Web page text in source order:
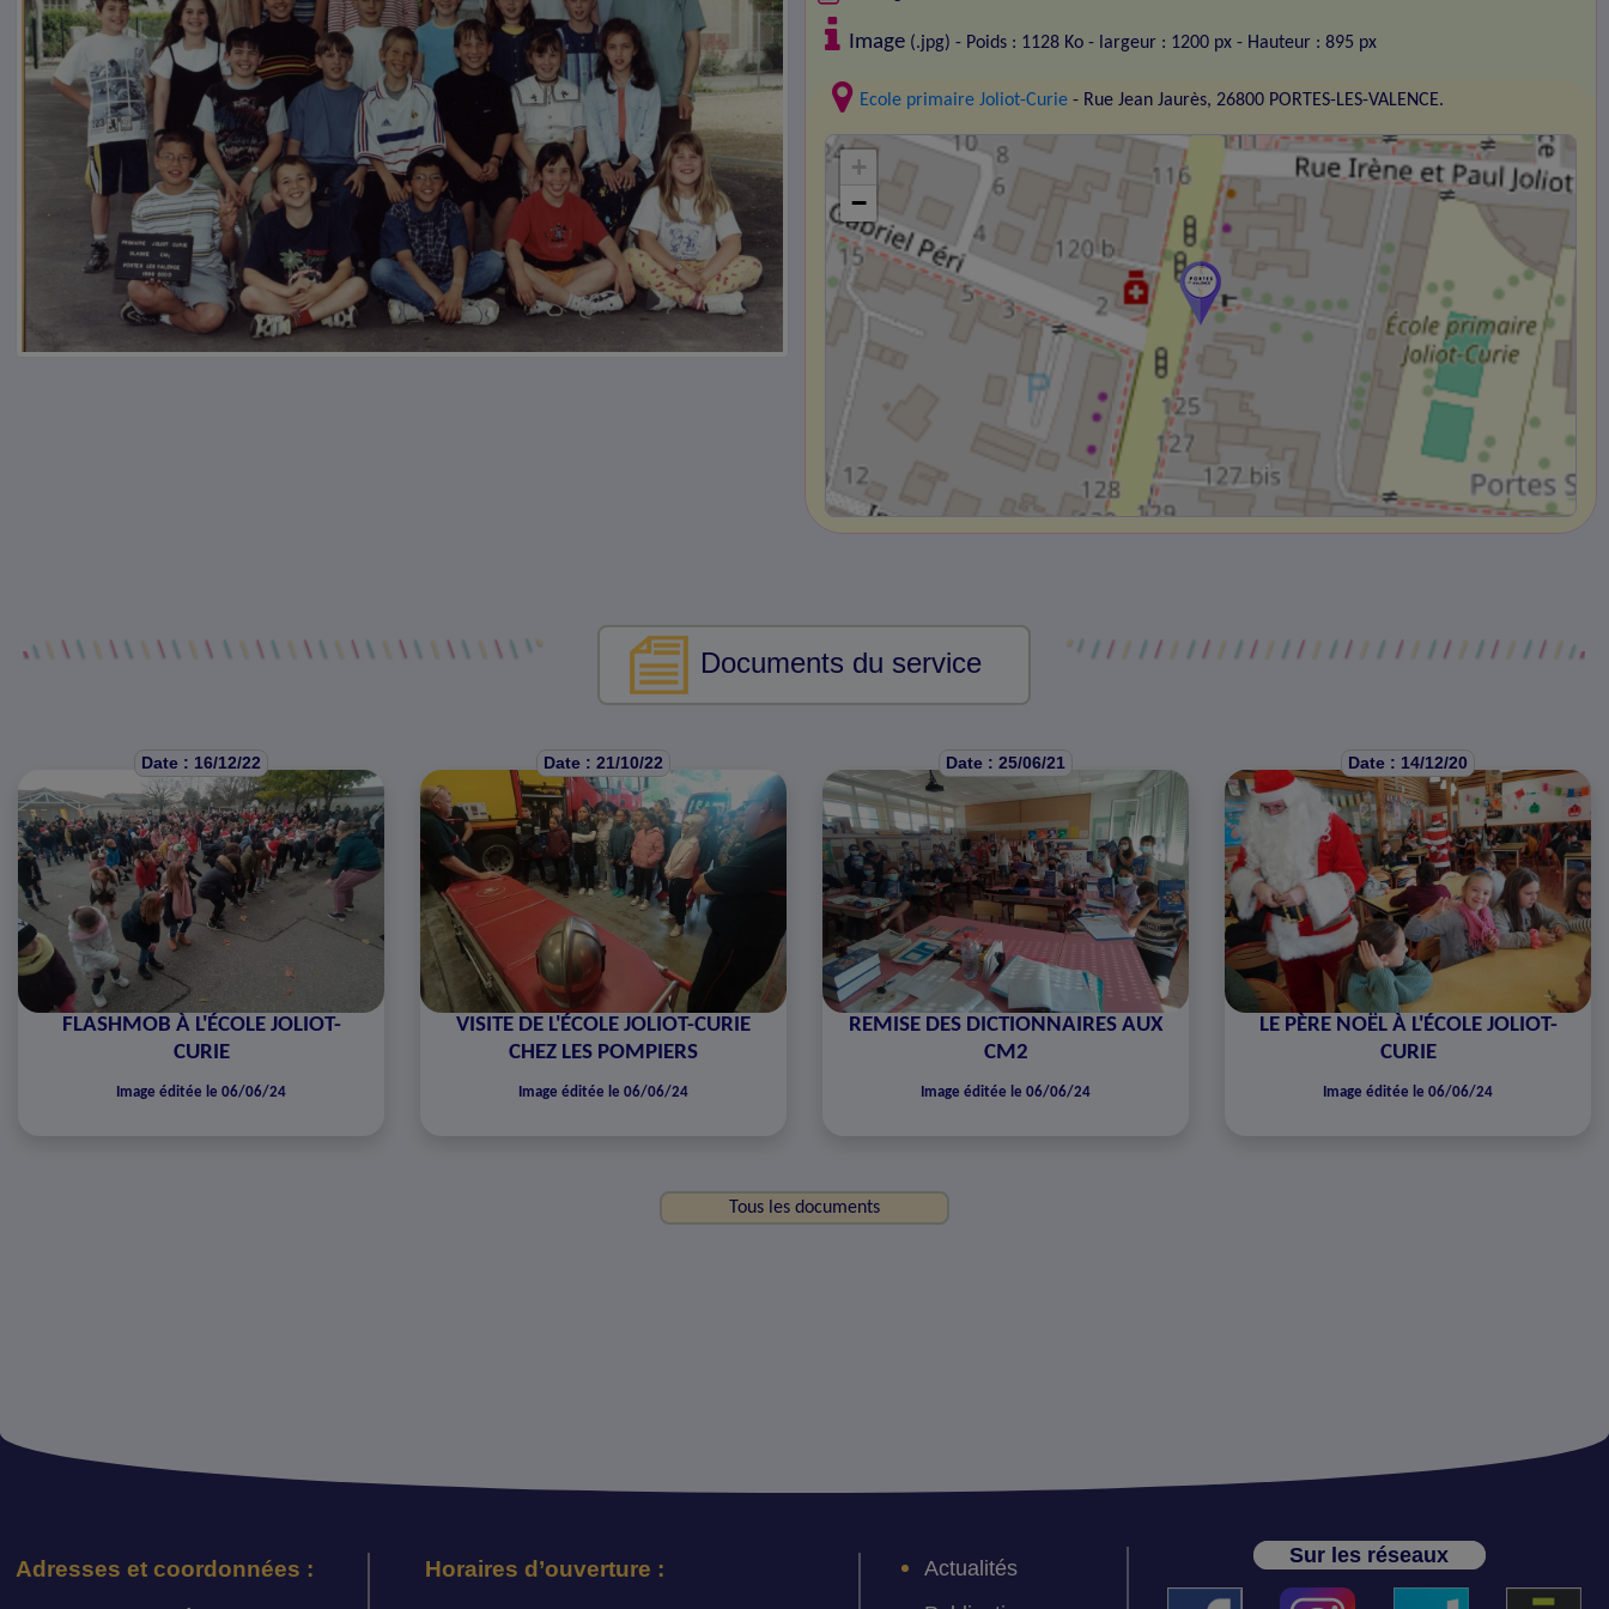
Image (.jpg) - Poids : 1128 Ko - largeur : 1200 px - Hauteur : 895 px
Ecole primaire Joliot-Curie - Rue Jean Jaurès, 26800 PORTES-LES-VALENCE.
+
−
Documents du service
Date : 16/12/22
FLASHMOB À L'ÉCOLE JOLIOT-
CURIE
Image éditée le 06/06/24
Date : 21/10/22
VISITE DE L'ÉCOLE JOLIOT-CURIE
CHEZ LES POMPIERS
Image éditée le 06/06/24
Date : 25/06/21
REMISE DES DICTIONNAIRES AUX
CM2
Image éditée le 06/06/24
Date : 14/12/20
LE PÈRE NOËL À L'ÉCOLE JOLIOT-
CURIE
Image éditée le 06/06/24
Tous les documents
Adresses et coordonnées : Horaires d’ouverture :
Actualités
Sur les réseaux